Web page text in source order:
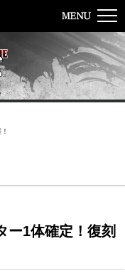
ー1体確定！復刻